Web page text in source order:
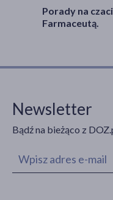
Porady na
Farmaceutą.
Newsletter
Bądź na bieżąco z